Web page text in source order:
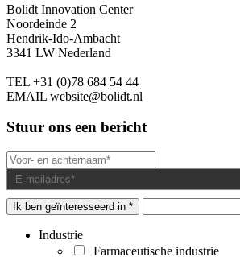
Bolidt Innovation Center
Noordeinde 2
Hendrik-Ido-Ambacht
3341 LW Nederland
TEL +31 (0)78 684 54 44
EMAIL website@bolidt.nl
Stuur ons een bericht
Ik ben geïnteresseerd in *
Industrie
Farmaceutische industrie